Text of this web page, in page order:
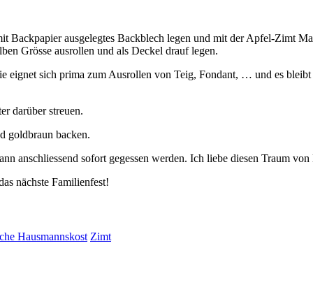
ausgelegtes Backblech legen und mit der Apfel-Zimt
Grösse ausrollen und als Deckel drauf legen.
eignet sich prima zum Ausrollen von Teig, Fondant, … und es
darüber streuen.
goldbraun backen.
anschliessend sofort gegessen werden. Ich liebe diesen Traum
nächste Familienfest!
Hausmannskost Zimt